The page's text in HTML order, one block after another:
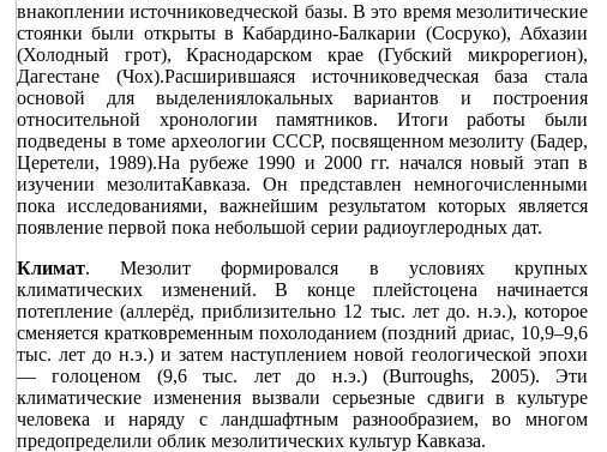
внакоплении источниковедческой базы. В это время мезолитические
стоянки были открыты в Кабардино-Балкарии (Сосруко), Абхазии
(Холодный грот), Краснодарском крае (Губский микрорегион),
Дагестане (Чох).Расширившаяся источниковедческая база стала
основой для выделениялокальных вариантов и построения
относительной хронологии памятников. Итоги работы были
подведены в томе археологии СССР, посвященном мезолиту (Бадер,
Церетели, 1989).На рубеже 1990 и 2000 гг. начался новый этап в
изучении мезолитаКавказа. Он представлен немногочисленными
пока исследованиями, важнейшим результатом которых является
появление первой пока небольшой серии радиоуглеродных дат.
Климат. Мезолит формировался в условиях крупных
климатических изменений. В конце плейстоцена начинается
потепление (аллерёд, приблизительно 12 тыс. лет до. н.э.), которое
сменяется кратковременным похолоданием (поздний дриас, 10,9–9,6
тыс. лет до н.э.) и затем наступлением новой геологической эпохи
— голоценом (9,6 тыс. лет до н.э.) (Burroughs, 2005). Эти
климатические изменения вызвали серьезные сдвиги в культуре
человека и наряду с ландшафтным разнообразием, во многом
предопределили облик мезолитических культур Кавказа.